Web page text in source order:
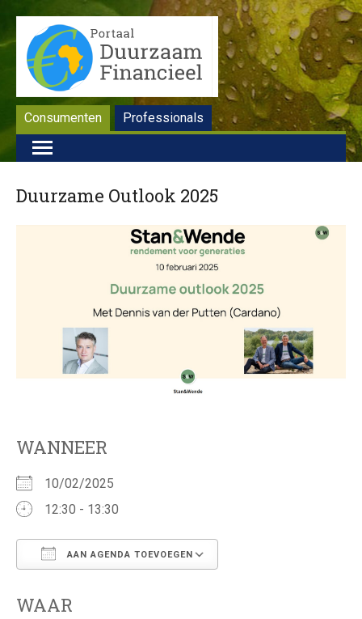
Consumenten Professionals
Duurzame Outlook 2025
WANNEER
10/02/2025
12:30 - 13:30
AAN AGENDA TOEVOEGEN
WAAR